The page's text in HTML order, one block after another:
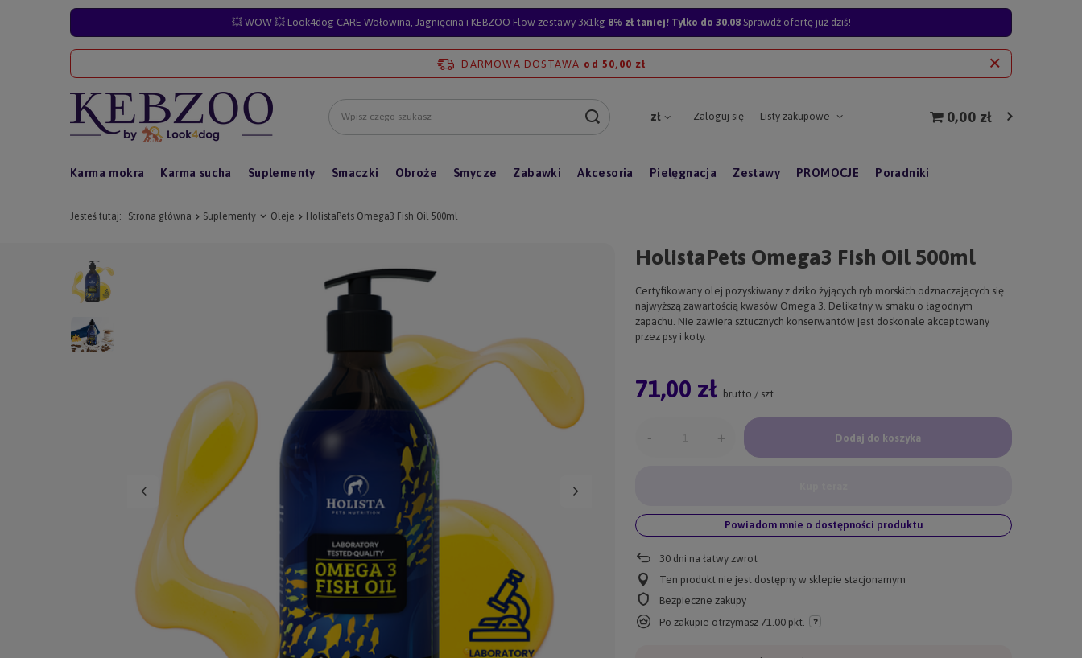
💥 WOW 💥 Look4dog CARE Wołowina, Jagnięcina i KEBZOO Flow zestawy 3x1kg 8% zł taniej! Tylko do 30.08Sprawdź ofertę już dziś!
DARMOWA DOSTAWA od 50,00 zł
zł Zaloguj się Listy zakupowe 0,00 zł
Karma mokra Karma sucha Suplementy Smaczki Obroże Smycze Zabawki Akcesoria Pielęgnacja Zestawy PROMOCJE Poradniki
Jesteś tutaj: Strona główna Suplementy Oleje HolistaPets Omega3 Fish Oil 500ml
HolistaPets Omega3 Fish Oil 500ml
Certyfikowany olej pozyskiwany z dziko żyjących ryb morskich odznaczających się
najwyższą zawartością kwasów Omega 3. Delikatny w smaku o łagodnym
zapachu. Nie zawiera sztucznych konserwantów jest doskonale akceptowany
przez psy i koty.
71,00 zł brutto / szt.
- + Dodaj do koszyka
Powiadom mnie o dostępności produktu
30 dni na łatwy zwrot
Ten produkt nie jest dostępny w sklepie stacjonarnym
Bezpieczne zakupy
Po zakupie otrzymasz 71.00 pkt.